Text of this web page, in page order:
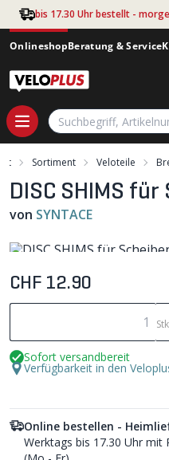
Zum Hauptinhalt springen
bis 17.30 Uhr bestellt -
OnlineshopBeratung & Service
Sortiment Veloteile
DISC SHIMS
von SYNTACE
CHF 12.90
Stk
Sofort versandbereit
Verfügbarkeit in den
Online bestellen -
Werktags bis 17.30 Uhr